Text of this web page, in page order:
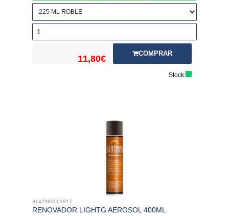
11,80€
COMPRAR
Stock:
3142980001817
RENOVADOR LIGHTG AEROSOL 400ML